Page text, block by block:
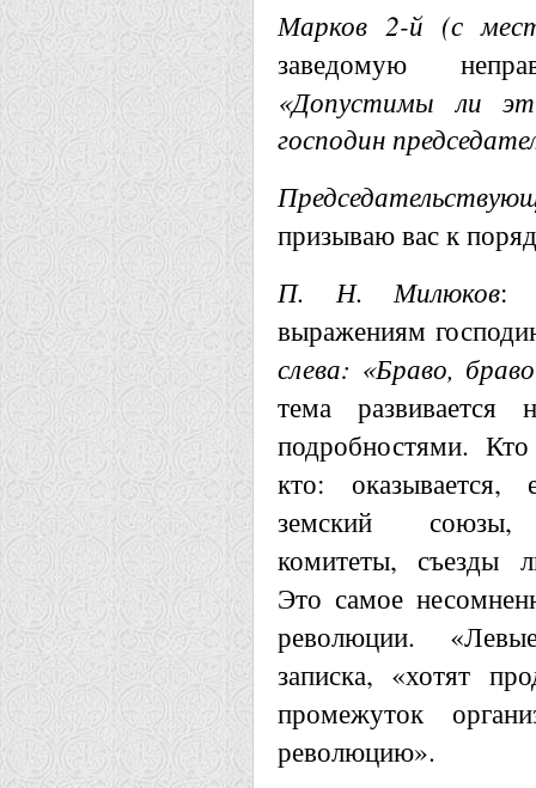
Марков 2-й (с
заведомую
«Допустимы ли
господин
призываю вас к
П. Н. Милюков:
выражениям
слева: «Браво,
тема
подробностями.
кто:
земский союзы,
комитеты, съезды
Это самое
революции.
записка, «хотят
промежуток
революцию».